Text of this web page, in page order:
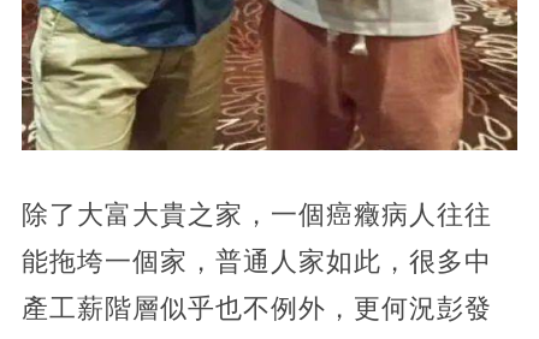
除了大富大貴之家，一個癌癥病人往往
能拖垮一個家，普通人家如此，很多中
產工薪階層似乎也不例外，更何況彭發